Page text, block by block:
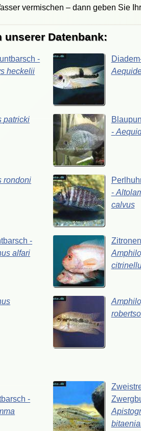
vermischen – dann geben Sie
unserer Datenbank:
-
heckelii
patricki
-
rondoni
-
calvus
-
alfari
-